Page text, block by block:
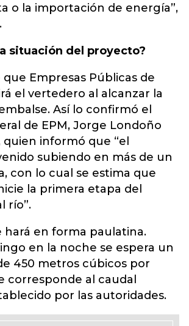
o la importación de energía”,
situación del proyecto?
que Empresas Públicas de
el vertedero al alcanzar la
Así lo confirmó el
de EPM, Jorge Londoño
quien informó que “el
subiendo en más de un
con lo cual se estima que
la primera etapa del
río”.
hará en forma paulatina.
en la noche se espera un
450 metros cúbicos por
corresponde al caudal
por las autoridades.